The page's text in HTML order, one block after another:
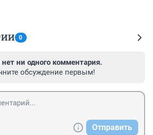
0
нет ни одного комментария.
обсуждение первым!
Отправить